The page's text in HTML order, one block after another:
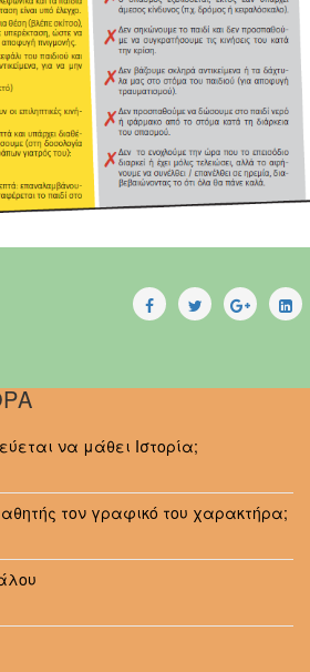
να μάθει Ιστορία;
τον γραφικό του χαρακτήρα;